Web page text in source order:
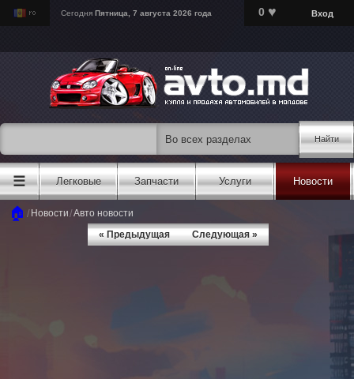
Сегодня Пятница, 7 августа 2026 года 0 ♥ Вход
Найти
☰ Легковые Запчасти Услуги Новости
🏠 / Новости/Авто новости
« Предыдущая
Следующая »